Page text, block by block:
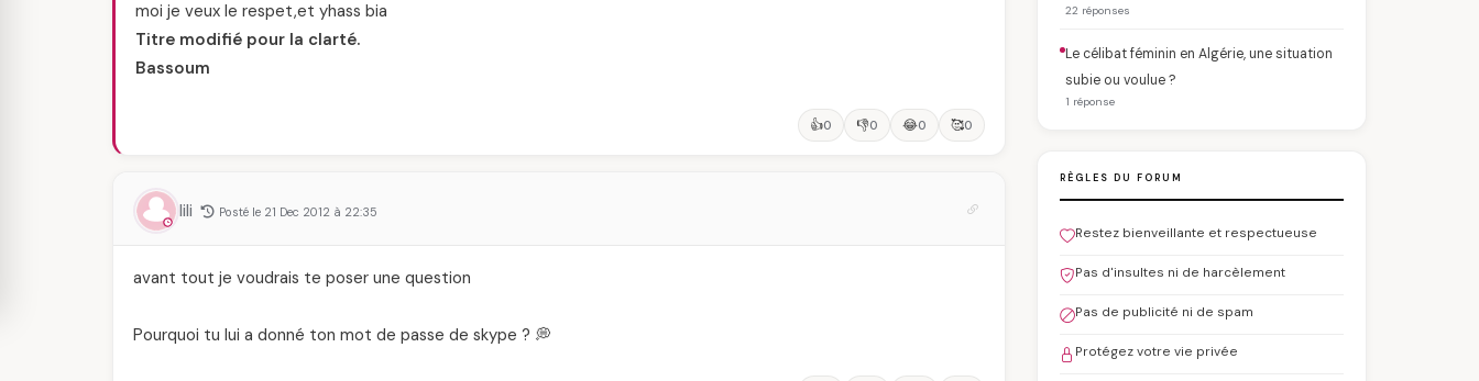
moi je veux le respet,et yhass bia
Titre modifié pour la clarté.
Bassoum
👍0 👎0 😂0 🥰0
lili Posté le 21 Dec 2012 à 22:35
avant tout je voudrais te poser une question
Pourquoi tu lui a donné ton mot de passe de skype ? 💭
22 réponses
Le célibat féminin en Algérie, une situation
subie ou voulue ?
1 réponse
RÈGLES DU FORUM
Restez bienveillante et respectueuse
Pas d'insultes ni de harcèlement
Pas de publicité ni de spam
Protégez votre vie privée